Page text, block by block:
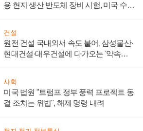
용 현지 생산 반도체 장비 시험, 미국 수출
건설
원전 건설 국내외서 속도 붙어, 삼성물산·
현대건설·대우건설에 다가오는 '약속의
사회
미국 법원 "트럼프 정부 풍력 프로젝트 동
결 조치는 위법", 해제 명령 내려